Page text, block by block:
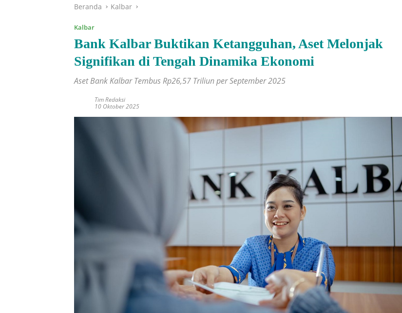
Beranda Kalbar
Kalbar
Bank Kalbar Buktikan Ketangguhan, Aset Melonjak
Signifikan di Tengah Dinamika Ekonomi
Aset Bank Kalbar Tembus Rp26,57 Triliun per September 2025
Tim Redaksi
10 Oktober 2025